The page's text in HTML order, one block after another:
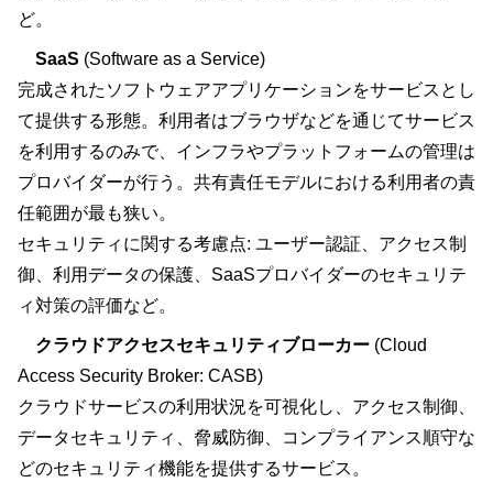
ど。
SaaS (Software as a Service)
完成されたソフトウェアアプリケーションをサービスとし
て提供する形態。利用者はブラウザなどを通じてサービス
を利用するのみで、インフラやプラットフォームの管理は
プロバイダーが行う。共有責任モデルにおける利用者の責
任範囲が最も狭い。
セキュリティに関する考慮点: ユーザー認証、アクセス制
御、利用データの保護、SaaSプロバイダーのセキュリテ
ィ対策の評価など。
クラウドアクセスセキュリティブローカー (Cloud
Access Security Broker: CASB)
クラウドサービスの利用状況を可視化し、アクセス制御、
データセキュリティ、脅威防御、コンプライアンス順守な
どのセキュリティ機能を提供するサービス。